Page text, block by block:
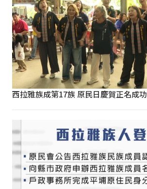
西拉雅族成第17族 原民日慶賀正名成功